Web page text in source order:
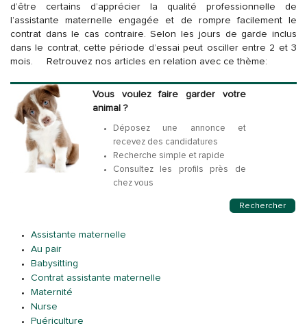
d’être certains d’apprécier la qualité professionnelle de
l’assistante maternelle engagée et de rompre facilement le
contrat dans le cas contraire. Selon les jours de garde inclus
dans le contrat, cette période d’essai peut osciller entre 2 et 3
mois.
Vous voulez faire garder votre
animal ?
Déposez une annonce et
recevez des candidatures
Recherche simple et rapide
Consultez les profils près de
chez vous
Rechercher
Retrouvez nos articles en relation avec ce thème:
Assistante maternelle
Au pair
Babysitting
Contrat assistante maternelle
Maternité
Nurse
Puériculture